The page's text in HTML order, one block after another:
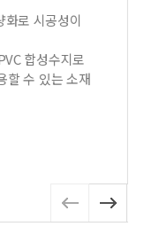
로 시공성이
합성수지로
할 수 있는 소재